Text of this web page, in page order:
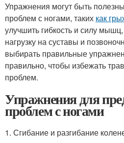
Упражнения могут быть
проблем с ногами, таких как
улучшить гибкость и силу
нагрузку на суставы и
выбирать правильные
правильно, чтобы избежать
проблем.
Упражнения для
проблем с ногами
1. Сгибание и разгибание